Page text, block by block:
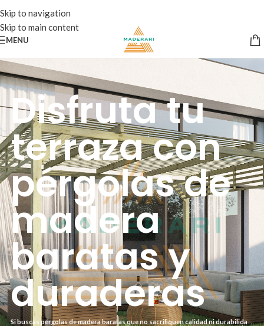
Skip to navigation
Skip to main content
MENU
Disfruta tu
terraza con
pérgolas de
madera
baratas y
duraderas
Si buscas pérgolas de madera baratas que no sacrifiquen calidad ni durabilidad,